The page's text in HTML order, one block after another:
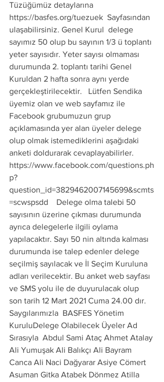
Tüzüğümüz detaylarına
https://basfes.org/tuezuek  Sayfasından
ulaşabilirsiniz. Genel Kurul  delege
sayımız 50 olup bu sayının 1/3 ü toplantı
yeter sayısıdır. Yeter sayısı olmaması
durumunda 2. toplantı tarihi Genel
Kuruldan 2 hafta sonra aynı yerde
gerçekleştirilecektir.   Lütfen Sendika
üyemiz olan ve web sayfamız ile
Facebook grubumuzun grup
açıklamasında yer alan üyeler delege
olup olmak istemediklerini aşağıdaki
anketi doldurarak cevaplayabilirler.
https://www.facebook.com/questions.ph
p?
question_id=3829462007145699&scmts
=scwspsdd    Delege olma talebi 50
sayısının üzerine çıkması durumunda
ayrıca delegelerle ilgili oylama
yapılacaktır. Sayı 50 nin altında kalması
durumunda ise talep edenler delege
seçilmiş sayılacak ve İl Seçim Kuruluna
adları verilecektir. Bu anket web sayfası
ve SMS yolu ile de duyurulacak olup
son tarih 12 Mart 2021 Cuma 24.00 dır.
Saygılarımızla  BASFES Yönetim
KuruluDelege Olabilecek Üyeler Ad
Sırasıyla  Abdul Sami Ataç Ahmet Atalay
Ali Yumuşak Ali Balıkçı Ali Bayram
Canca Ali Naci Dağyarar Asiye Cömert
Asuman Gitka Atabek Dönmez Atilla